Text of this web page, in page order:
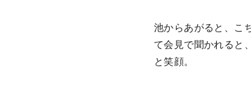
池からあがると、こ
て会見で聞かれると
と笑顔。